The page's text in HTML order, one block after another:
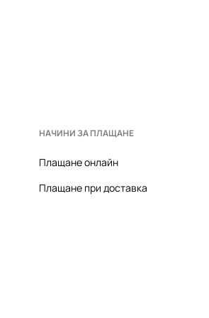
НАЧИНИ ЗА ПЛАЩАНЕ
Плащане онлайн
Плащане при доставка